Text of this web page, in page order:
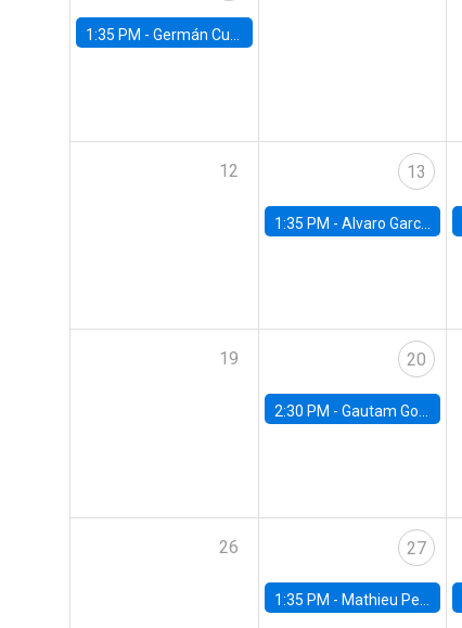
1:35 PM - Germán Cubas, University of Houston
12 13
1:35 PM - Alvaro Garcia-Marin, Universidad de Los Andes
19 20
2:30 PM - Gautam Gowrisankaran, Columbia University
26 27
1:35 PM - Mathieu Pedemonte, IDB